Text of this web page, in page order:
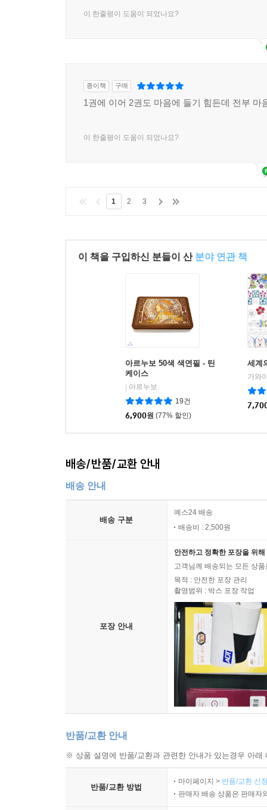
이 한줄평이 도움이 되었나요?
종이책 구매
1권에 이어 2권도 마음에 들기 힘든데 전부 마
이 한줄평이 도움이 되었나요?
1 2 3
이 책을 구입하신 분들이 산 분야 연관 책
아르누보 50색 색연필 - 틴
케이스
아르누보
19건
6,900원 (77% 할인)
세계
가와
배송/반품/교환 안내
배송 안내
배송 구분
예스24 배송
배송비 : 2,500원
포장 안내
안전하고 정확한 포장을 위
고객님께 배송되는 모든 상
목적 : 안전한 포장 관리
촬영범위 : 박스 포장 작업
반품/교환 안내
※ 상품 설명에 반품/교환과 관련한 안내가 있는경우 아
반품/교환 방법
마이페이지 > 반품/교환 신
판매자 배송 상품은 판매자